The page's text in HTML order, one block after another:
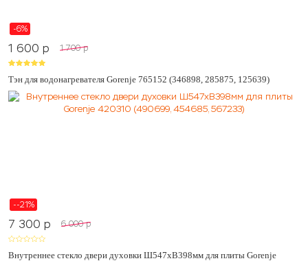
-6%
1 600 p 1 700 p
Тэн для водонагревателя Gorenje 765152 (346898, 285875, 125639)
--21%
7 300 p 6 000 p
Внутреннее стекло двери духовки Ш547хВ398мм для плиты Gorenje